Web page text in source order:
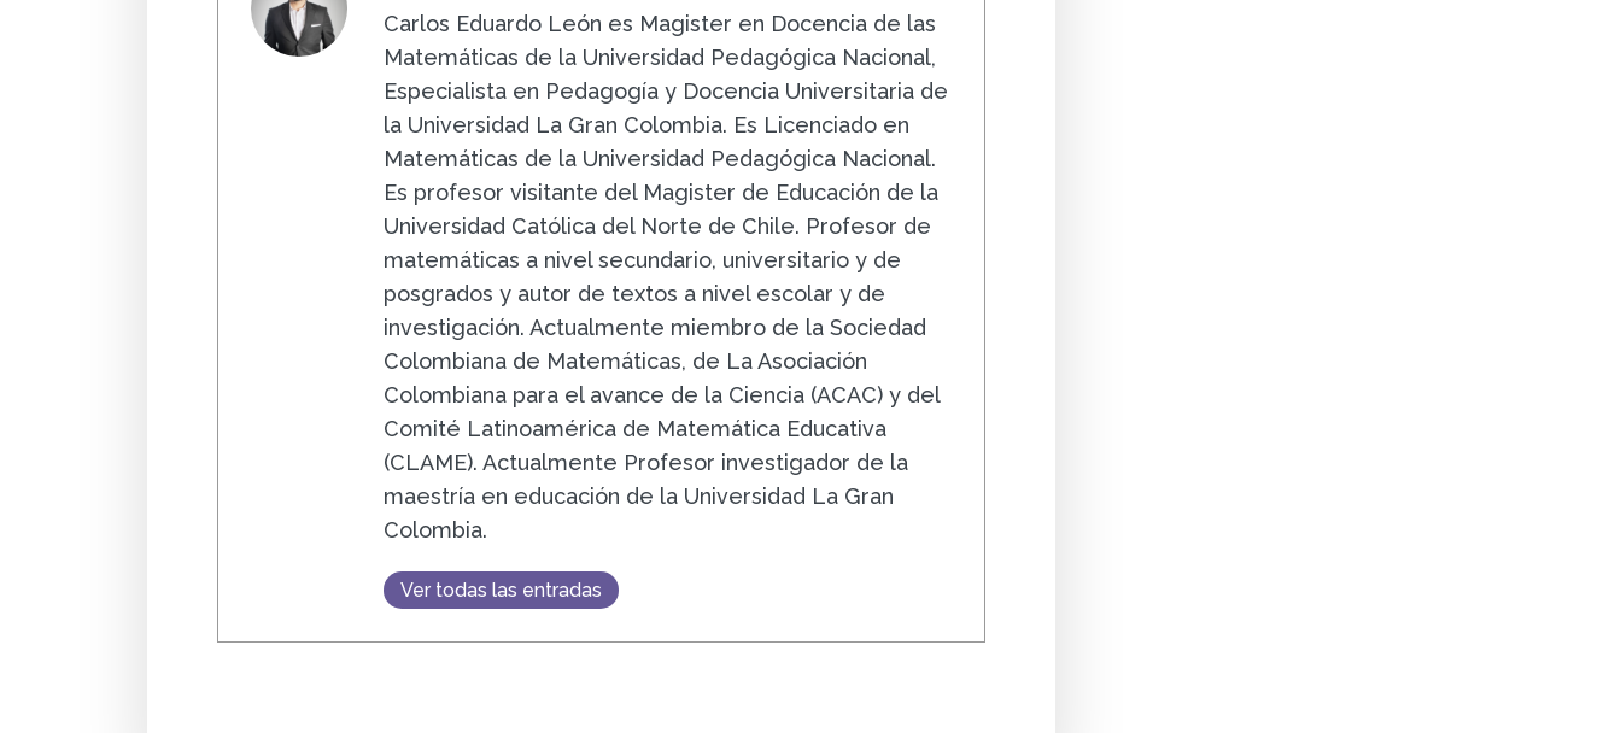
Carlos Eduardo León es Magister en Docencia de las
Matemáticas de la Universidad Pedagógica Nacional,
Especialista en Pedagogía y Docencia Universitaria de
la Universidad La Gran Colombia. Es Licenciado en
Matemáticas de la Universidad Pedagógica Nacional.
Es profesor visitante del Magister de Educación de la
Universidad Católica del Norte de Chile. Profesor de
matemáticas a nivel secundario, universitario y de
posgrados y autor de textos a nivel escolar y de
investigación. Actualmente miembro de la Sociedad
Colombiana de Matemáticas, de La Asociación
Colombiana para el avance de la Ciencia (ACAC) y del
Comité Latinoamérica de Matemática Educativa
(CLAME). Actualmente Profesor investigador de la
maestría en educación de la Universidad La Gran
Colombia.
Ver todas las entradas